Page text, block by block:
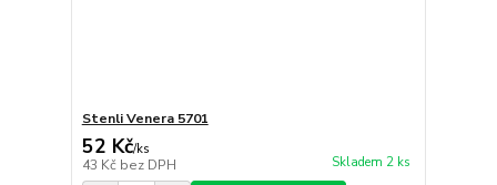
Stenli Venera 5701
52 Kč/ks
43 Kč bez DPH Skladem 2 ks